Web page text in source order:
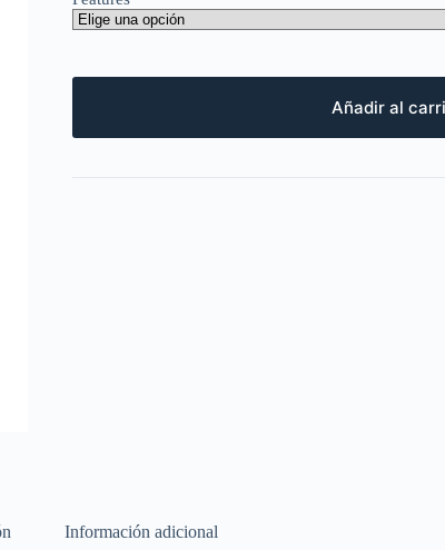
Añadir al
Información adicional